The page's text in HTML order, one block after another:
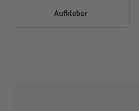
Aufkleber